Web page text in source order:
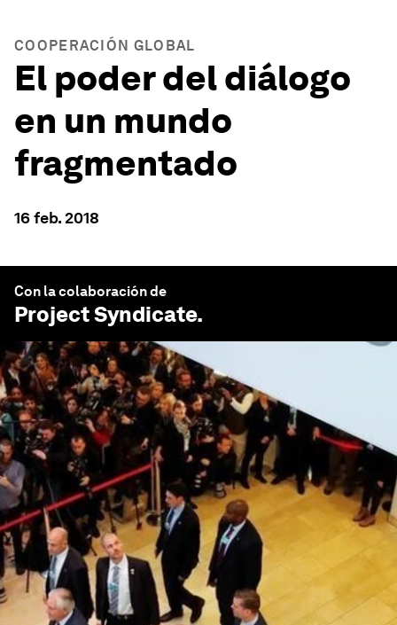
COOPERACIÓN GLOBAL
El poder del diálogo
en un mundo
fragmentado
16 feb. 2018
Con la colaboración de
Project Syndicate.